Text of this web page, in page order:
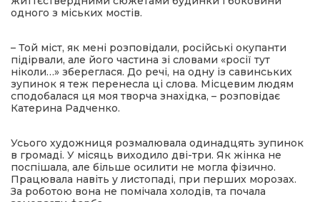
одного з міських мостів.
– Той міст, як мені розповідали, російські окупанти
підірвали, але його частина зі словами «росії тут
ніколи…» збереглася. До речі, на одну із савинських
зупинок я теж перенесла ці слова. Місцевим людям
сподобалася ця моя творча знахідка, – розповідає
Катерина Радченко.
Усього художниця розмалювала одинадцять зупинок
в громаді. У місяць виходило дві-три. Як жінка не
поспішала, але більше осилити не могла фізично.
Працювала навіть у листопаді, при перших морозах.
За роботою вона не помічала холодів, та почала